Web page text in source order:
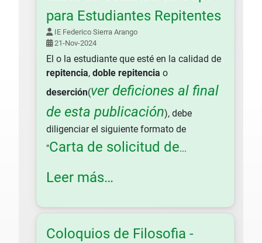
para Estudiantes Repitentes
IE Federico Sierra Arango
21-Nov-2024
El o la estudiante que esté en la calidad de
repitencia, doble repitencia o
deserción(ver deficiones al final
de esta publicación), debe
diligenciar el siguiente formato de
"Carta de solicitud de...
Leer más…
Coloquios de Filosofia -